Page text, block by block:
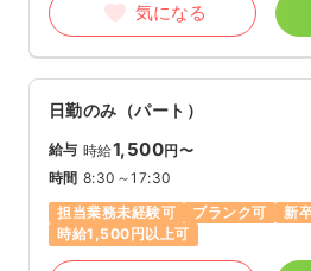
気になる
日勤のみ（パート）
給与 時給1,500円〜
時間 8:30～17:30
担当業務未経験可
ブランク可 新
時給1,500円以上可